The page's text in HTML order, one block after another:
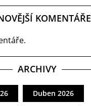
KOMENTÁŘE
ARCHIVY
Duben 2026